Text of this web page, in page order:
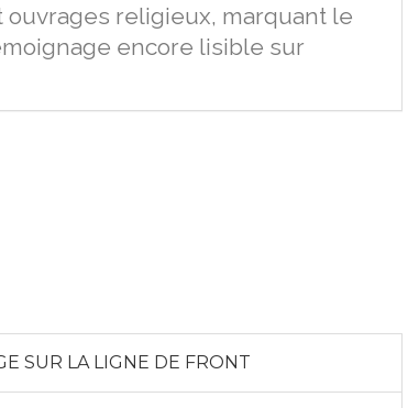
religieux, marquant le
encore lisible sur
SUR LA LIGNE DE FRONT